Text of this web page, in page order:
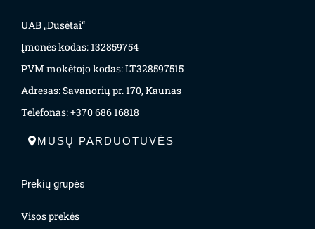
UAB „Dusėtai“
Įmonės kodas: 132859754
PVM mokėtojo kodas: LT328597515
Adresas: Savanorių pr. 170, Kaunas
Telefonas: +370 686 16818
MŪSŲ PARDUOTUVĖS
Prekių grupės
Visos prekės